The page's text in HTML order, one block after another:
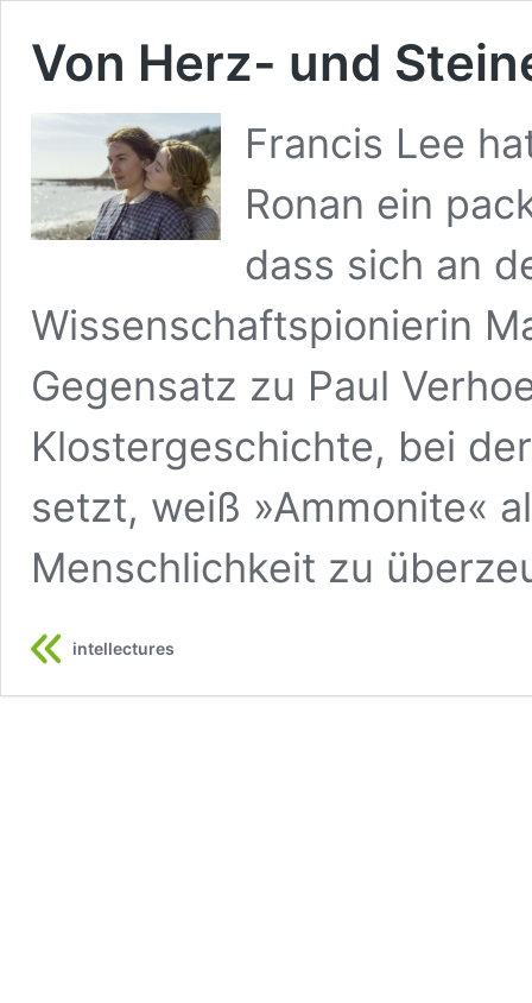
Von Herz- und
Francis Lee
Ronan ein
dass sich an
Wissenschaftspionierin
Gegensatz zu Paul
Klostergeschichte, bei
setzt, weiß »Ammonite«
Menschlichkeit zu
intellectures